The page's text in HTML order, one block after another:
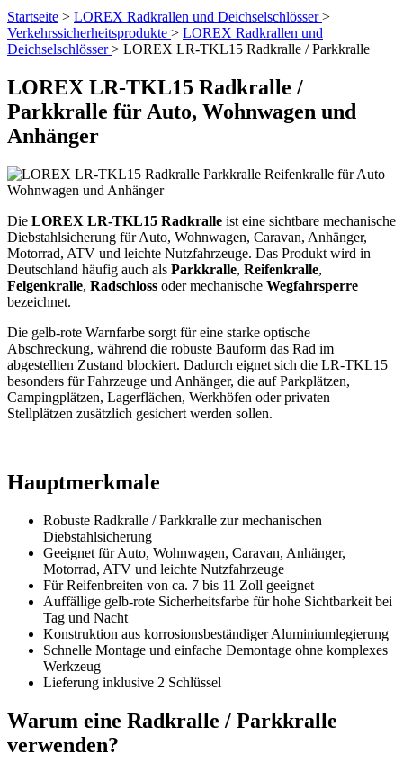
Startseite > LOREX Radkrallen und Deichselschlösser>
Verkehrssicherheitsprodukte > LOREX Radkrallen und
Deichselschlösser> LOREX LR-TKL15 Radkralle / Parkkralle
LOREX LR-TKL15 Radkralle /
Parkkralle für Auto, Wohnwagen und
Anhänger
Die LOREX LR-TKL15 Radkralle ist eine sichtbare mechanische
Diebstahlsicherung für Auto, Wohnwagen, Caravan, Anhänger,
Motorrad, ATV und leichte Nutzfahrzeuge. Das Produkt wird in
Deutschland häufig auch als Parkkralle, Reifenkralle,
Felgenkralle, Radschloss oder mechanische Wegfahrsperre
bezeichnet.
Die gelb-rote Warnfarbe sorgt für eine starke optische
Abschreckung, während die robuste Bauform das Rad im
abgestellten Zustand blockiert. Dadurch eignet sich die LR-TKL15
besonders für Fahrzeuge und Anhänger, die auf Parkplätzen,
Campingplätzen, Lagerflächen, Werkhöfen oder privaten
Stellplätzen zusätzlich gesichert werden sollen.
Hauptmerkmale
Robuste Radkralle / Parkkralle zur mechanischen
Diebstahlsicherung
Geeignet für Auto, Wohnwagen, Caravan, Anhänger,
Motorrad, ATV und leichte Nutzfahrzeuge
Für Reifenbreiten von ca. 7 bis 11 Zoll geeignet
Auffällige gelb-rote Sicherheitsfarbe für hohe Sichtbarkeit bei
Tag und Nacht
Konstruktion aus korrosionsbeständiger Aluminiumlegierung
Schnelle Montage und einfache Demontage ohne komplexes
Werkzeug
Lieferung inklusive 2 Schlüssel
Warum eine Radkralle / Parkkralle
verwenden?